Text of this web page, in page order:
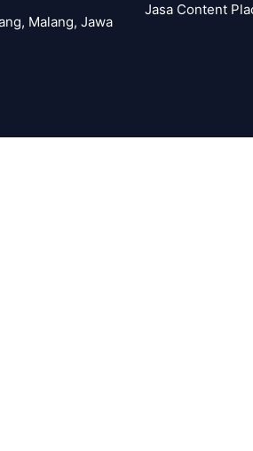
Malang, Jawa
Jasa Content